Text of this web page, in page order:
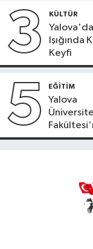
3 KÜLTÜR
Işığında
Keyfi
5 EĞİTİM
Yalova
Yeni